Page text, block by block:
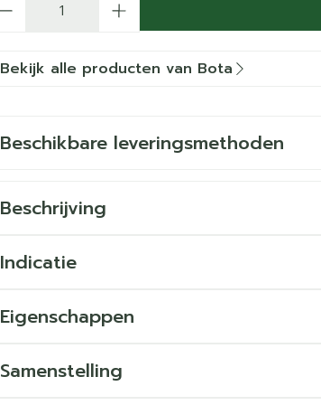
Bekijk alle producten van Bota
Beschikbare leveringsmethoden
Beschrijving
Indicatie
Eigenschappen
Samenstelling